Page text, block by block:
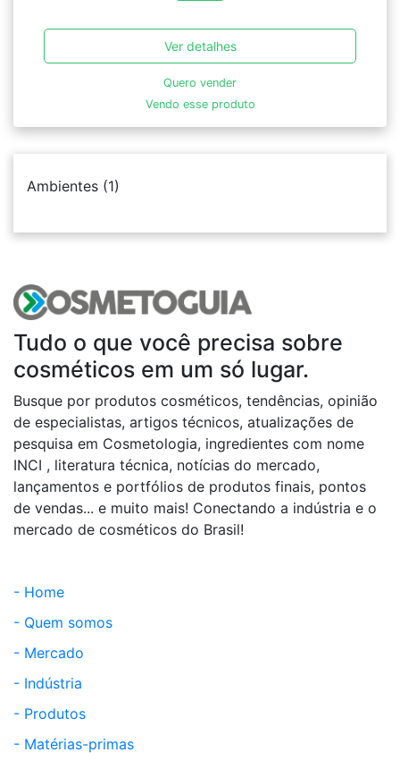
Ver detalhes
Quero vender
Vendo esse produto
Ambientes (1)
Tudo o que você precisa sobre
cosméticos em um só lugar.
Busque por produtos cosméticos, tendências, opinião
de especialistas, artigos técnicos, atualizações de
pesquisa em Cosmetologia, ingredientes com nome
INCI , literatura técnica, notícias do mercado,
lançamentos e portfólios de produtos finais, pontos
de vendas... e muito mais! Conectando a indústria e o
mercado de cosméticos do Brasil!
- Home
- Quem somos
- Mercado
- Indústria
- Produtos
- Matérias-primas